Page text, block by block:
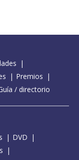
Premios
/ directorio
DVD